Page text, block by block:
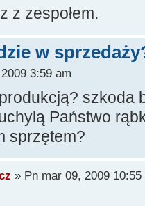
z zespołem.
w
3:59 am
szkoda
Państwo
sprzętem?
» Pn mar 09, 2009 10:55